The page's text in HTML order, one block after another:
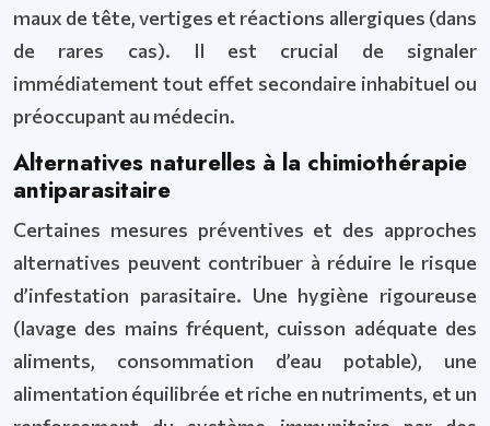
maux de tête, vertiges et réactions allergiques (dans
de rares cas). Il est crucial de signaler
immédiatement tout effet secondaire inhabituel ou
préoccupant au médecin.
Alternatives naturelles à la chimiothérapie
antiparasitaire
Certaines mesures préventives et des approches
alternatives peuvent contribuer à réduire le risque
d’infestation parasitaire. Une hygiène rigoureuse
(lavage des mains fréquent, cuisson adéquate des
aliments, consommation d’eau potable), une
alimentation équilibrée et riche en nutriments, et un